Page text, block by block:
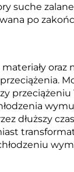
suche
po
oraz
dłuższy